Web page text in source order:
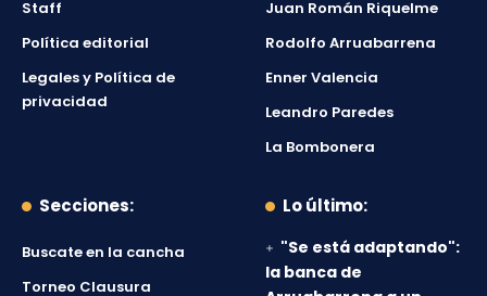
Staff
Política editorial
Legales y Política de
privacidad
Juan Román Riquelme
Rodolfo Arruabarrena
Enner Valencia
Leandro Paredes
La Bombonera
Secciones:
Buscate en la cancha
Torneo Clausura
Lo último:
"Se está adaptando":
la banca de